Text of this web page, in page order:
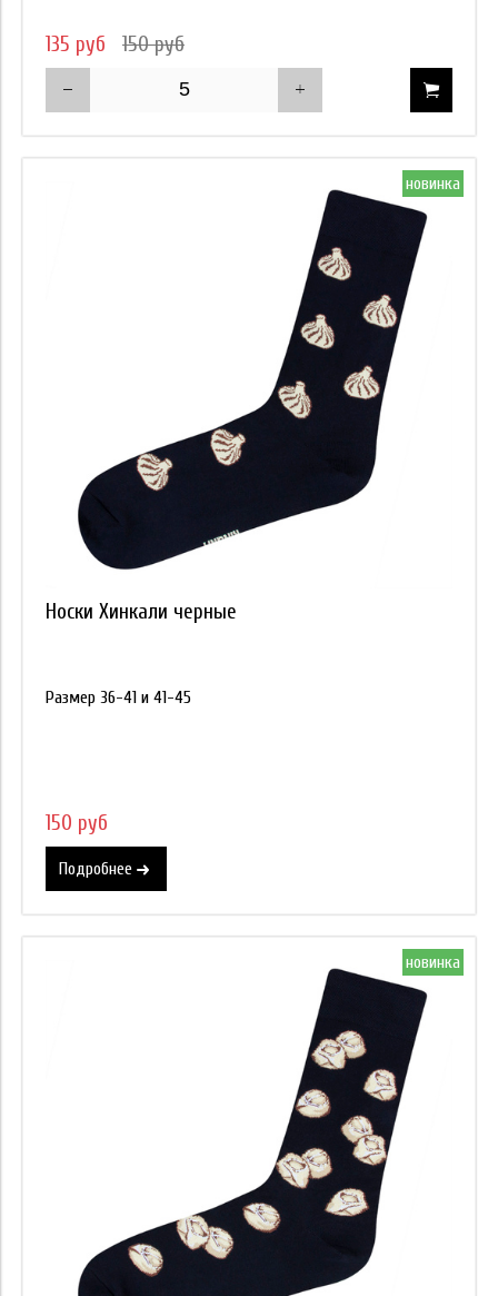
135 руб 150 руб
новинка
Носки Хинкали черные
Размер 36-41 и 41-45
150 руб
Подробнее
новинка